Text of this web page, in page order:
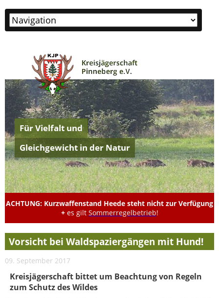
Zielseite
Für Vielfalt und
Gleichgewicht in der Natur
ACHTUNG: Kurzwaffenstand Heede steht nicht zur Verfügung
+ es gilt Sommerregelbetrieb!
Vorsicht bei Waldspaziergängen mit Hund!
09. September 2017
Kreisjägerschaft bittet um Beachtung von Regeln
zum Schutz des Wildes